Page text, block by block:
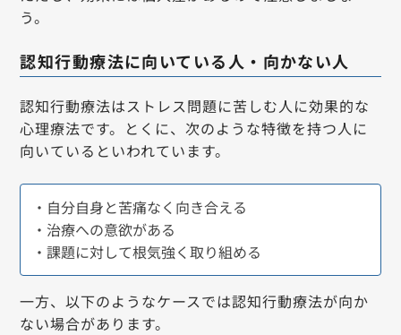
う。
認知行動療法に向いている人・向かない人
認知行動療法はストレス問題に苦しむ人に効果的な
心理療法です。とくに、次のような特徴を持つ人に
向いているといわれています。
・自分自身と苦痛なく向き合える
・治療への意欲がある
・課題に対して根気強く取り組める
一方、以下のようなケースでは認知行動療法が向か
ない場合があります。